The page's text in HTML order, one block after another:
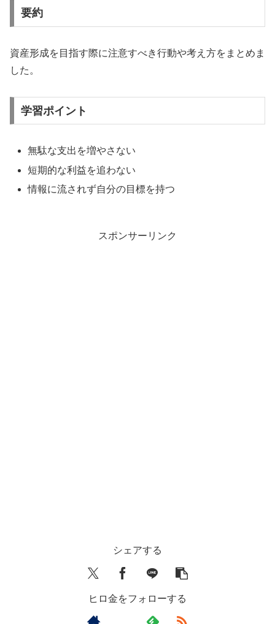
要約
資産形成を目指す際に注意すべき行動や考え方をまとめま
した。
学習ポイント
無駄な支出を増やさない
短期的な利益を追わない
情報に流されず自分の目標を持つ
スポンサーリンク
シェアする
ヒロ金をフォローする